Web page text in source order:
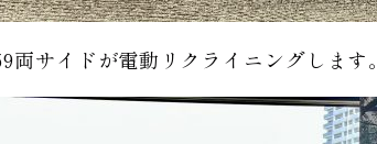
サイドが電動リクライニングします。